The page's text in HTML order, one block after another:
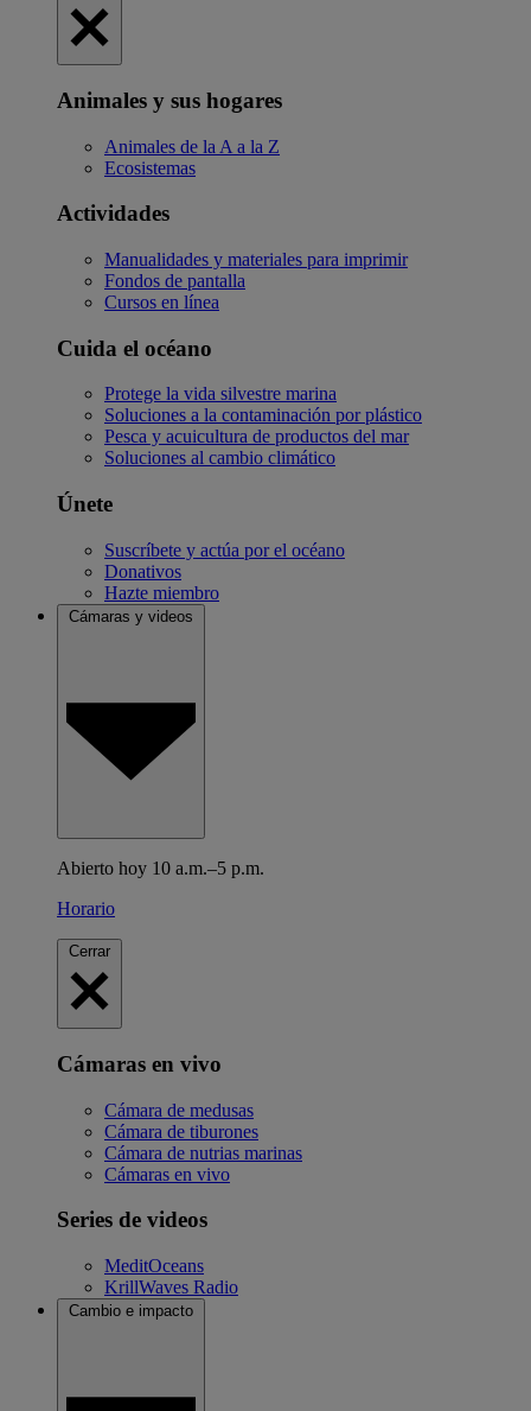
Animales y sus hogares
Animales de la A a la Z
Ecosistemas
Actividades
Manualidades y materiales para imprimir
Fondos de pantalla
Cursos en línea
Cuida el océano
Protege la vida silvestre marina
Soluciones a la contaminación por plástico
Pesca y acuicultura de productos del mar
Soluciones al cambio climático
Únete
Suscríbete y actúa por el océano
Donativos
Hazte miembro
Cámaras y videos
Abierto hoy 10 a.m.–5 p.m.
Horario
Cerrar
Cámaras en vivo
Cámara de medusas
Cámara de tiburones
Cámara de nutrias marinas
Cámaras en vivo
Series de videos
MeditOceans
KrillWaves Radio
Cambio e impacto